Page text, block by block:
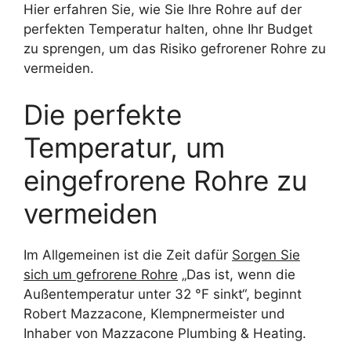
Hier erfahren Sie, wie Sie Ihre Rohre auf der
perfekten Temperatur halten, ohne Ihr Budget
zu sprengen, um das Risiko gefrorener Rohre zu
vermeiden.
Die perfekte
Temperatur, um
eingefrorene Rohre zu
vermeiden
Im Allgemeinen ist die Zeit dafür Sorgen Sie
sich um gefrorene Rohre „Das ist, wenn die
Außentemperatur unter 32 °F sinkt“, beginnt
Robert Mazzacone, Klempnermeister und
Inhaber von Mazzacone Plumbing & Heating.